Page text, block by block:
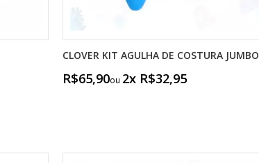
CLOVER KIT AGULHA DE COSTURA JUMBO
R$65,90 2x R$32,95